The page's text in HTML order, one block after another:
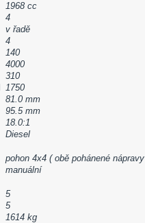
1968 cc
4
v řadě
4
140
4000
310
1750
81.0 mm
95.5 mm
18.0:1
Diesel
pohon 4x4 ( obě pohánené
manuální
5
5
1614 kg